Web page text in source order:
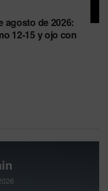
agosto de 2026:
12-15 y ojo con